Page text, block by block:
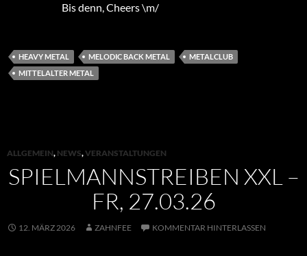
Bis denn, Cheers \m/
HEAVY METAL MELODIC BACK METAL
METALCLUB
MITTELALTER METAL
ALLGEMEIN, NEWS,VERANSTALTUNGEN
SPIELMANNSTREIBEN XXL –
FR, 27.03.26
12. MÄRZ 2026 ZAHNFEE KOMMENTAR HINTERLASSEN